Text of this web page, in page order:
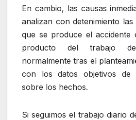
En cambio, las causas
analizan con detenimiento
que se produce el
producto del trabajo del
normalmente tras el
con los datos objetivos de
sobre los hechos.
Si seguimos el trabajo diario